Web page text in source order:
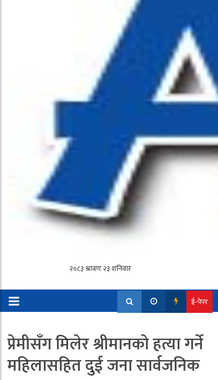
ई-पेपर
प्रेमीसँग मिलेर श्रीमानको हत्या गर्ने
महिलासहित दुई जना सार्वजनिक